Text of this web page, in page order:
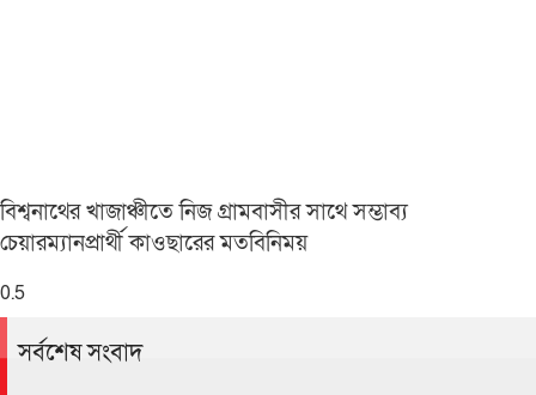
বিশ্বনাথের খাজাঞ্চীতে নিজ গ্রামবাসীর সাথে সম্ভাব্য
চেয়ারম্যানপ্রার্থী কাওছারের মতবিনিময়
সর্বশেষ সংবাদ